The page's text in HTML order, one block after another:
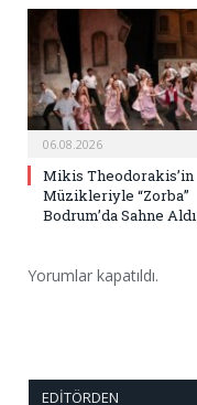
06.08.2026
Mikis Theodorakis’in
Müzikleriyle “Zorba”
Bodrum’da Sahne Aldı
Yorumlar kapatıldı.
EDITÖRDEN